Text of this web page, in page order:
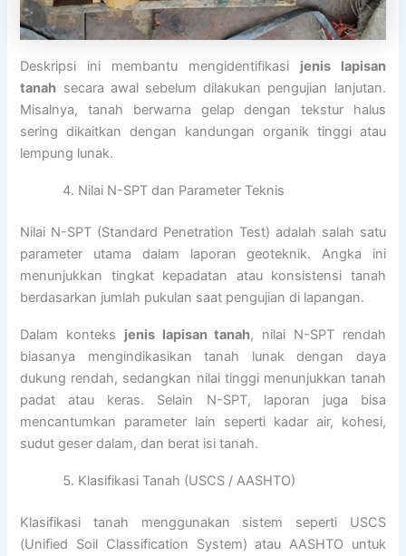
Deskripsi ini membantu mengidentifikasi jenis lapisan
tanah secara awal sebelum dilakukan pengujian lanjutan.
Misalnya, tanah berwarna gelap dengan tekstur halus
sering dikaitkan dengan kandungan organik tinggi atau
lempung lunak.
Nilai N-SPT dan Parameter Teknis
Nilai N-SPT (Standard Penetration Test) adalah salah satu
parameter utama dalam laporan geoteknik. Angka ini
menunjukkan tingkat kepadatan atau konsistensi tanah
berdasarkan jumlah pukulan saat pengujian di lapangan.
Dalam konteks jenis lapisan tanah, nilai N-SPT rendah
biasanya mengindikasikan tanah lunak dengan daya
dukung rendah, sedangkan nilai tinggi menunjukkan tanah
padat atau keras. Selain N-SPT, laporan juga bisa
mencantumkan parameter lain seperti kadar air, kohesi,
sudut geser dalam, dan berat isi tanah.
Klasifikasi Tanah (USCS / AASHTO)
Klasifikasi tanah menggunakan sistem seperti USCS
(Unified Soil Classification System) atau AASHTO untuk